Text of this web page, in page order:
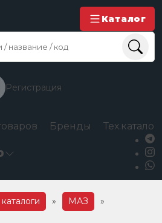
Каталог
Регистрация
Бренды
» МАЗ
»